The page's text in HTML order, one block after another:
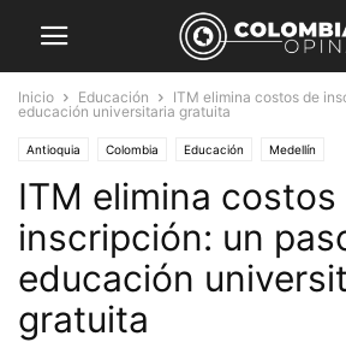
Inicio Educación
ITM elimina costos de
educación universitaria gratuita
Antioquia Colombia Educación Medellín
ITM elimina costos
inscripción: un
educación
gratuita